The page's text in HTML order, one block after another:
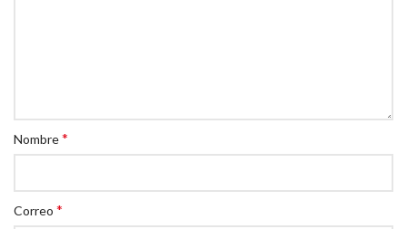
Nombre*
Correo *